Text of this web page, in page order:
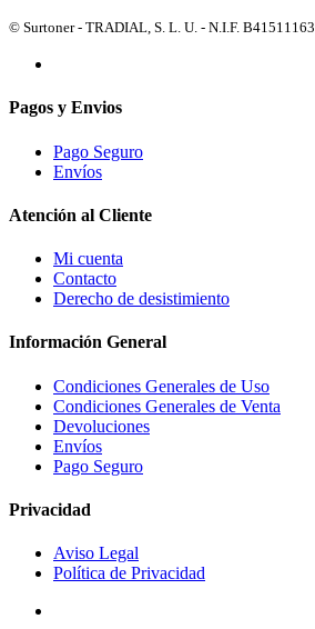
© Surtoner - TRADIAL, S. L. U. - N.I.F. B41511163
Pagos y Envios
Pago Seguro
Envíos
Atención al Cliente
Mi cuenta
Contacto
Derecho de desistimiento
Información General
Condiciones Generales de Uso
Condiciones Generales de Venta
Devoluciones
Envíos
Pago Seguro
Privacidad
Aviso Legal
Política de Privacidad